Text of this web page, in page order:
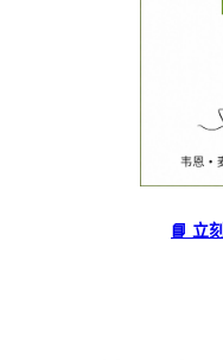
📘 立